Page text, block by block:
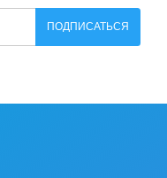
ПОДПИСАТЬСЯ